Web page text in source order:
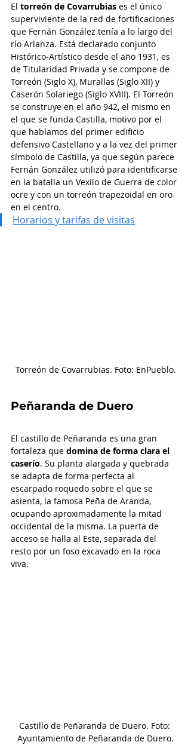
El torreón de Covarrubias es el único
superviviente de la red de fortificaciones
que Fernán González tenía a lo largo del
río Arlanza. Está declarado conjunto
Histórico-Artístico desde el año 1931, es
de Titularidad Privada y se compone de
Torreón (Siglo X), Murallas (Siglo XII) y
Caserón Solariego (Siglo XVIII). El Torreón
se construye en el año 942, el mismo en
el que se funda Castilla, motivo por el
que hablamos del primer edificio
defensivo Castellano y a la vez del primer
símbolo de Castilla, ya que según parece
Fernán González utilizó para identificarse
en la batalla un Vexilo de Guerra de color
ocre y con un torreón trapezoidal en oro
en el centro.
Horarios y tarifas de visitas
Torreón de Covarrubias. Foto: EnPueblo.
Peñaranda de Duero
El castillo de Peñaranda es una gran
fortaleza que domina de forma clara el
caserío. Su planta alargada y quebrada
se adapta de forma perfecta al
escarpado roquedo sobre el que se
asienta, la famosa Peña de Aranda,
ocupando aproximadamente la mitad
occidental de la misma. La puerta de
acceso se halla al Este, separada del
resto por un foso excavado en la roca
viva.
Castillo de Peñaranda de Duero. Foto:
Ayuntamiento de Peñaranda de Duero.